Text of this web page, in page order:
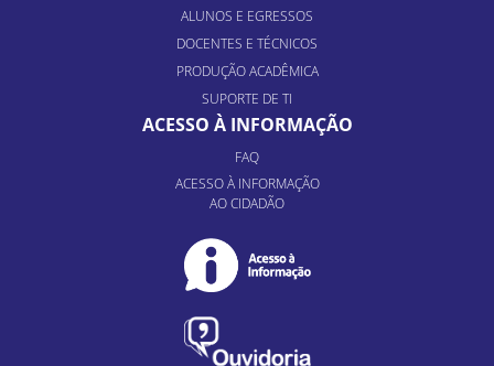
ALUNOS E EGRESSOS
DOCENTES E TÉCNICOS
PRODUÇÃO ACADÊMICA
SUPORTE DE TI
ACESSO À INFORMAÇÃO
FAQ
ACESSO À INFORMAÇÃO
AO CIDADÃO